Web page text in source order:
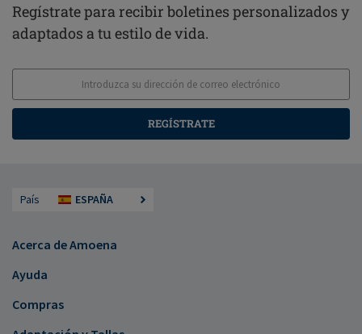
Regístrate para recibir boletines personalizados y
adaptados a tu estilo de vida.
REGÍSTRATE
País ESPAÑA
Acerca de Amoena
Ayuda
Compras